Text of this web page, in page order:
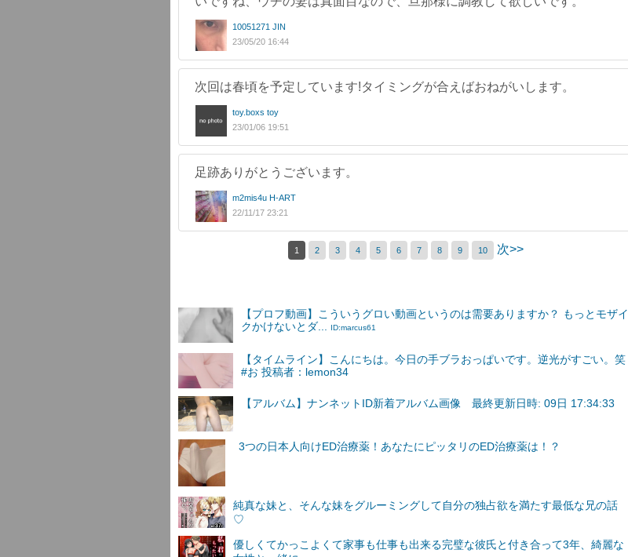
10051271 JIN
23/05/20 16:44
次回は春頃を予定しています!タイミングが合えばおねがいします。
toy.boxs toy
23/01/06 19:51
足跡ありがとうございます。
m2mis4u H-ART
22/11/17 23:21
1 2 3 4 5 6 7 8 9 10 次>>
【プロフ動画】こういうグロい動画というのは需要ありますか？ もっとモザイ
クかけないとダ...
ID:marcus61
【タイムライン】こんにちは。今日の手ブラおっぱいです。逆光がすごい。笑
#お 投稿者：lemon34
【アルバム】ナンネットID新着アルバム画像 最終更新日時: 09日 17:34:33